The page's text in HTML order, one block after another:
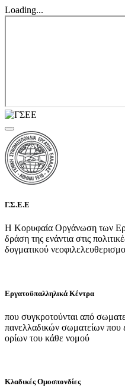
Loading...
Γ.Σ.Ε.Ε
Η Κορυφαία Οργάνωση των
δράση της ενάντια στις
δογματικού
Εργατοϋπαλληλικά Κέντρα
που συγκροτούνται από
πανελλαδικών σωματείων που
ορίων του κάθε νομού
Κλαδικές Ομοσπονδίες